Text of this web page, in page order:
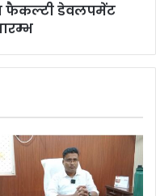
फैकल्टी डेवलपमेंट